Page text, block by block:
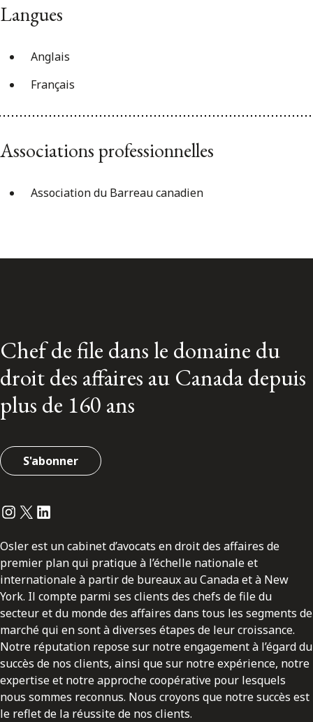
Langues
Anglais
Français
Associations professionnelles
Association du Barreau canadien
Chef de file dans le domaine du
droit des affaires au Canada depuis
plus de 160 ans
S'abonner
Instagram
Twitter
LinkedIn
Osler est un cabinet d’avocats en droit des affaires de
premier plan qui pratique à l’échelle nationale et
internationale à partir de bureaux au Canada et à New
York. Il compte parmi ses clients des chefs de file du
secteur et du monde des affaires dans tous les segments de
marché qui en sont à diverses étapes de leur croissance.
Notre réputation repose sur notre engagement à l’égard du
succès de nos clients, ainsi que sur notre expérience, notre
expertise et notre approche coopérative pour lesquels
nous sommes reconnus. Nous croyons que notre succès est
le reflet de la réussite de nos clients.